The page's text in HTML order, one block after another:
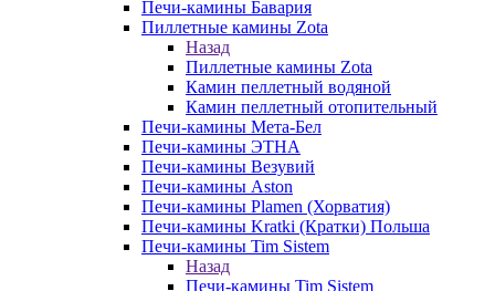
Печи-камины Бавария
Пиллетные камины Zota
Назад
Пиллетные камины Zota
Камин пеллетный водяной
Камин пеллетный отопительный
Печи-камины Мета-Бел
Печи-камины ЭТНА
Печи-камины Везувий
Печи-камины Aston
Печи-камины Plamen (Хорватия)
Печи-камины Kratki (Кратки) Польша
Печи-камины Tim Sistem
Назад
Печи-камины Tim Sistem